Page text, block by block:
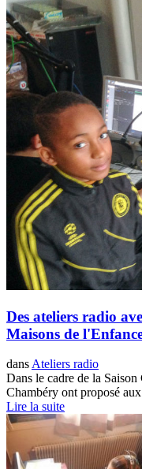
Des ateliers radio
Maisons de
dans Ateliers radio
Dans le cadre de la
Chambéry ont proposé
Lire la suite